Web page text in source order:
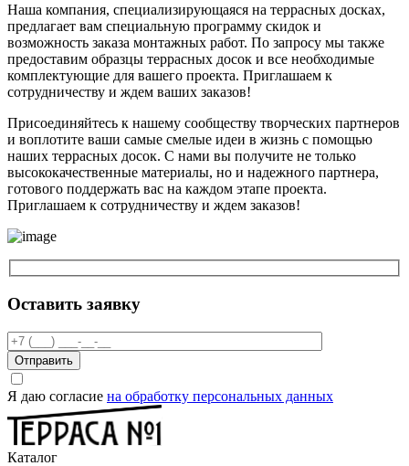
Наша компания, специализирующаяся на террасных досках,
предлагает вам специальную программу скидок и
возможность заказа монтажных работ. По запросу мы также
предоставим образцы террасных досок и все необходимые
комплектующие для вашего проекта. Приглашаем к
сотрудничеству и ждем ваших заказов!
Присоединяйтесь к нашему сообществу творческих партнеров
и воплотите ваши самые смелые идеи в жизнь с помощью
наших террасных досок. С нами вы получите не только
высококачественные материалы, но и надежного партнера,
готового поддержать вас на каждом этапе проекта.
Приглашаем к сотрудничеству и ждем заказов!
Оставить заявку
Отправить
Я даю согласие на обработку персональных данных
Каталог